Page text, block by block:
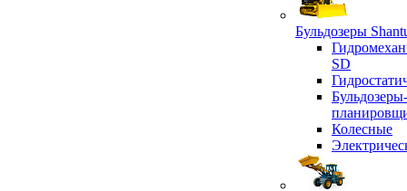
Бульдозеры
SD
Бульдозеры-
Колесные